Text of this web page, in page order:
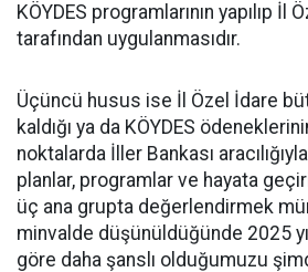
KÖYDES programlarının yapılıp İl
tarafından uygulanmasıdır.
Üçüncü husus ise İl Özel İdare
kaldığı ya da KÖYDES
noktalarda İller Bankası
planlar, programlar ve hayata
üç ana grupta değerlendirmek
minvalde düşünüldüğünde 2025
göre daha şanslı olduğumuzu